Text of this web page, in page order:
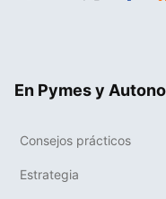
En Pymes y
Consejos prácticos
Estrategia